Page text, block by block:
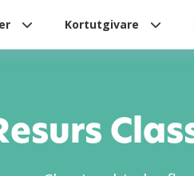
Kortutgivare